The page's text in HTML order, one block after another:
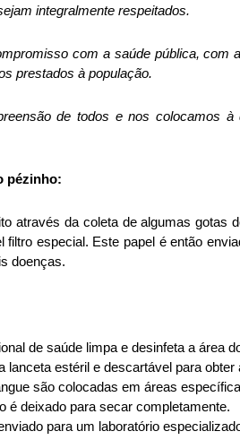
integralmente respeitados.
com a saúde pública, com
prestados à população.
de todos e nos colocamos à
pézinho:
através da coleta de algumas gotas
filtro especial. Este papel é então
doenças.
de saúde limpa e desinfeta a área
lanceta estéril e descartável para obter
são colocadas em áreas
é deixado para secar completamente.
para um laboratório